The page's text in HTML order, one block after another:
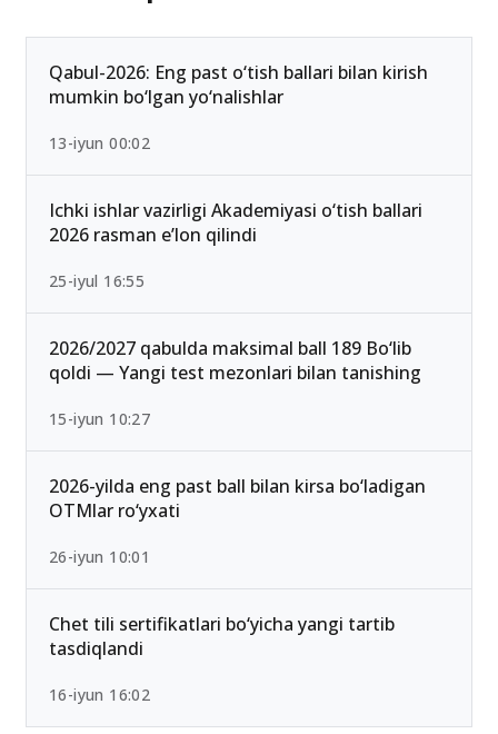
Ommabop
Qabul-2026: Eng past o‘tish ballari bilan kirish
mumkin bo‘lgan yo‘nalishlar
13-iyun 00:02
Ichki ishlar vazirligi Akademiyasi o‘tish ballari
2026 rasman e’lon qilindi
25-iyul 16:55
2026/2027 qabulda maksimal ball 189 Bo‘lib
qoldi — Yangi test mezonlari bilan tanishing
15-iyun 10:27
2026-yilda eng past ball bilan kirsa bo‘ladigan
OTMlar ro‘yxati
26-iyun 10:01
Chet tili sertifikatlari bo‘yicha yangi tartib
tasdiqlandi